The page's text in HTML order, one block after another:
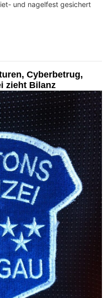
und nagelfest gesichert
Cyberbetrug,
zieht Bilanz